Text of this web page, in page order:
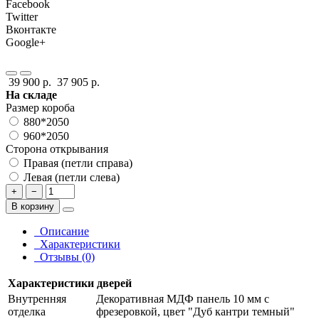
Facebook
Twitter
Вконтакте
Google+
39 900 р. 37 905 р.
На складе
Размер короба
880*2050
960*2050
Сторона открывания
Правая (петли справа)
Левая (петли слева)
+
−
В корзину
Описание
Характеристики
Отзывы (0)
Характеристики дверей
Внутренняя
отделка
Декоративная МДФ панель 10 мм с
фрезеровкой, цвет "Дуб кантри темный"